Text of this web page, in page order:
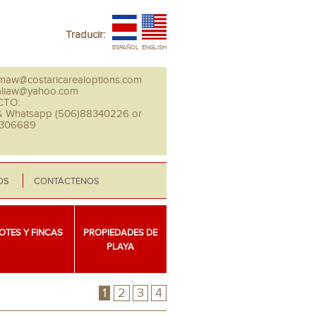
ESPAÑOL ENGLISH
Traducir:
Whatsapp (506)88340226 or
CONTÁCTENOS
Y FINCAS
PROPIEDADES DE
PLAYA
1 2 3 4